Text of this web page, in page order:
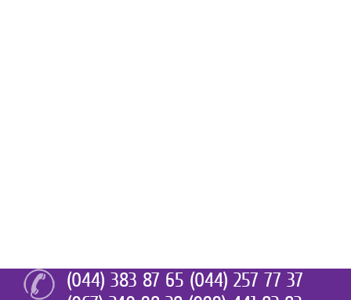
(044) 383 87 65 (044) 257 77 37